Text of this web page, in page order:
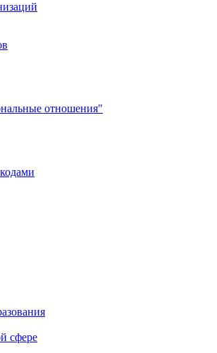
отношения"
сфере